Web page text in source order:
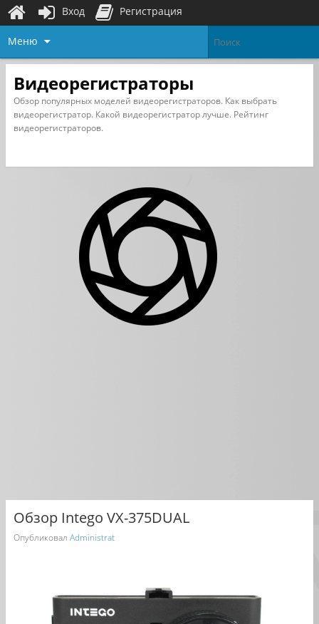
Меню
Видеорегистраторы
Обзор популярных моделей видеорегистраторов. Как выбрать
видеорегистратор. Какой видеорегистратор лучше. Рейтинг
видеорегистраторов.
Обзор Intego VX-375DUAL
Опубликовал Administrat
Вход Регистрация